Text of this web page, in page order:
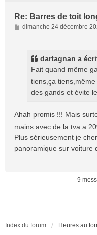
Re: Barres de toit
M
e
dimanche 24 décembre
dartagnan a
Fait quand même
tiens,ça
des gands et évite
Ahah promis !!! Mais
mains avec de la tva a
Plus sérieusement je
panoramique sur voiture
9
Index du forum Heures au